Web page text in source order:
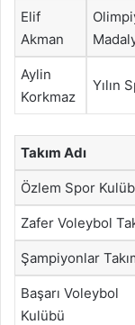
Elif
Akman
Aylin
Korkmaz
Yılın
Takım Adı
Özlem Spor
Zafer Voleybol
Şampiyonlar
Başarı Voleybol
Kulübü